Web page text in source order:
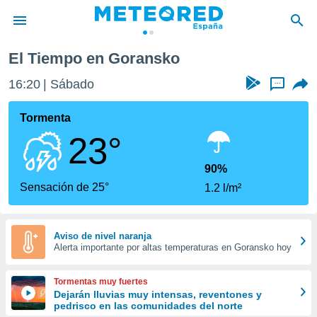
de
por
se
calidad.
a este
las
y
forma
digital
basada
El Tiempo en Goransko
16:20 Sábado ...
Tormenta
23°
Sensación de 25°
90%
1.2 l/m²
Aviso de nivel naranja
Alerta importante por altas temperaturas en Goransko hoy
Tormentas muy fuertes
Dejarán lluvias muy intensas, reventones y
pedrisco en las comunidades del norte